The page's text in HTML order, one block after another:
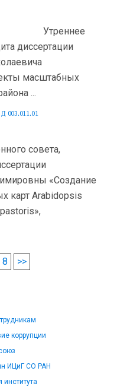
Утреннее
диссертации
масштабных
...
Д 003.011.01
совета,
«Создание
карт Arabidopsis
8 >>
коррупции
ИЦиГ СО РАН
института